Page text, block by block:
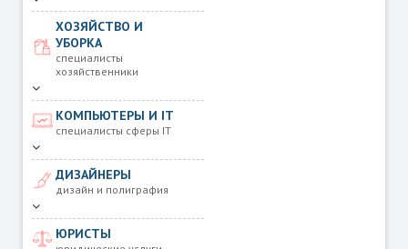
ХОЗЯЙСТВО И
УБОРКА
специалисты
хозяйственники
КОМПЬЮТЕРЫ И IT
специалисты сферы IT
ДИЗАЙНЕРЫ
дизайн и полиграфия
ЮРИСТЫ